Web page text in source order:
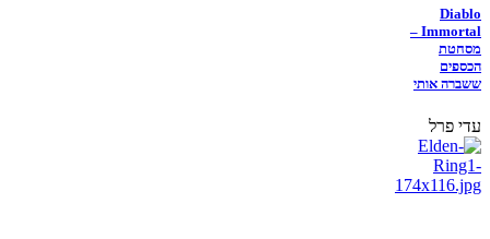
Diablo
Immortal –
מסחטת
הכספים
ששברה אותי
עדי פרל